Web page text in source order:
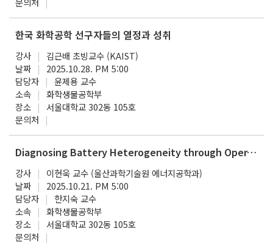
한국 화학공학 선구자들의 열정과 성취
강사
김근배 초빙교수 (KAIST)
날짜
2025.10.28. PM 5:00
담당자
윤제용 교수
소속
화학생물공학부
장소
서울대학교 302동 105호
문의처
Diagnosing Battery Heterogeneity through Operando and Multiscale Observations
강사
이현욱 교수 (울산과학기술원 에너지공학과)
날짜
2025.10.21. PM 5:00
담당자
한지숙 교수
소속
화학생물공학부
장소
서울대학교 302동 105호
문의처